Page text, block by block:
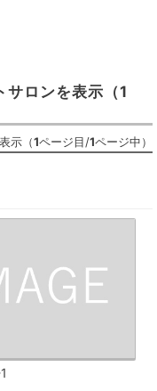
サロンを表示 （1
示（1ページ目/1ページ中）